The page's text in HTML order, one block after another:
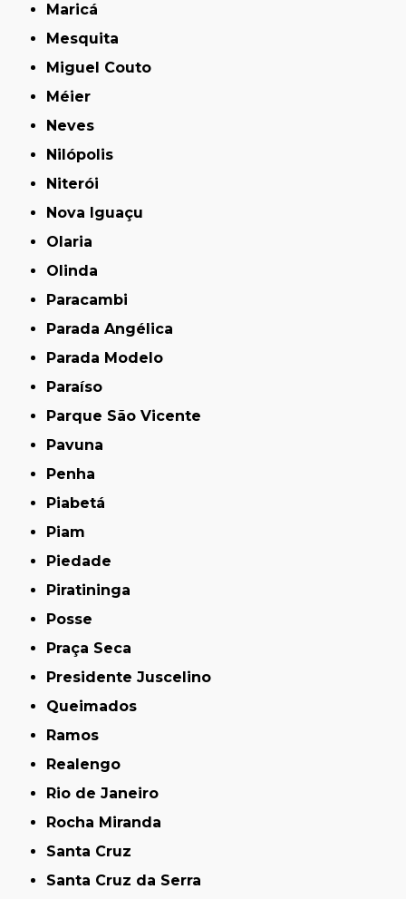
Maricá
Mesquita
Miguel Couto
Méier
Neves
Nilópolis
Niterói
Nova Iguaçu
Olaria
Olinda
Paracambi
Parada Angélica
Parada Modelo
Paraíso
Parque São Vicente
Pavuna
Penha
Piabetá
Piam
Piedade
Piratininga
Posse
Praça Seca
Presidente Juscelino
Queimados
Ramos
Realengo
Rio de Janeiro
Rocha Miranda
Santa Cruz
Santa Cruz da Serra